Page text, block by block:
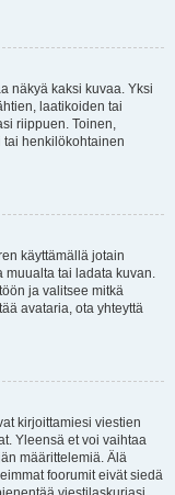
näkyä kaksi kuvaa. Yksi
laatikoiden tai
riippuen. Toinen,
henkilökohtainen
käyttämällä jotain
muualta tai ladata kuvan.
ja valitsee mitkä
avataria, ota yhteyttä
kirjoittamiesi viestien
Yleensä et voi vaihtaa
määrittelemiä. Älä
foorumit eivät siedä